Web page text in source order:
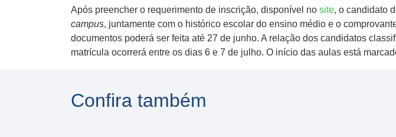
Após preencher o requerimento de inscrição, disponível no site, o candidato
campus, juntamente com o histórico escolar do ensino médio e o
documentos poderá ser feita até 27 de junho. A relação dos candidatos
matrícula ocorrerá entre os dias 6 e 7 de julho. O início das aulas está
Confira também